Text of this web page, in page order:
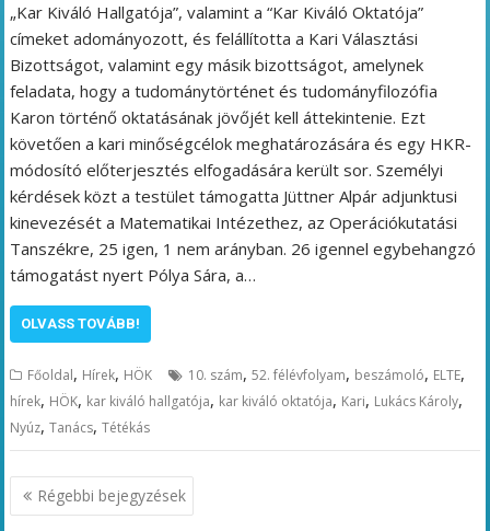
„Kar Kiváló Hallgatója”, valamint a “Kar Kiváló Oktatója”
címeket adományozott, és felállította a Kari Választási
Bizottságot, valamint egy másik bizottságot, amelynek
feladata, hogy a tudománytörténet és tudományfilozófia
Karon történő oktatásának jövőjét kell áttekintenie. Ezt
követően a kari minőségcélok meghatározására és egy HKR-
módosító előterjesztés elfogadására került sor. Személyi
kérdések közt a testület támogatta Jüttner Alpár adjunktusi
kinevezését a Matematikai Intézethez, az Operációkutatási
Tanszékre, 25 igen, 1 nem arányban. 26 igennel egybehangzó
támogatást nyert Pólya Sára, a…
OLVASS TOVÁBB!
Főoldal, Hírek, HÖK 10. szám,52. félévfolyam, beszámoló, ELTE,
hírek, HÖK, kar kiváló hallgatója, kar kiváló oktatója, Kari, Lukács Károly,
Nyúz,Tanács,Tétékás
Bejegyzés
navigáció
Régebbi bejegyzések